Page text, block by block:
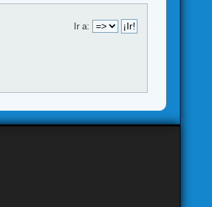
Ir a: